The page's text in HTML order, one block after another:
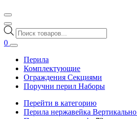
Поиск
товаров
0
Перила
Комплектующие
Ограждения Секциями
Поручни перил Наборы
Перейти в категорию
Перила нержавейка Вертикально